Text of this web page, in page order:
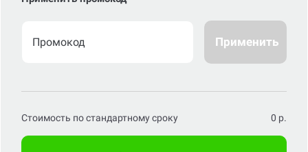
Применить
Стоимость по стандартному сроку 0 р.